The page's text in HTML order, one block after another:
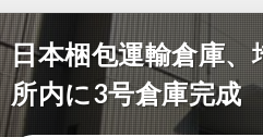
日本梱包運輸倉庫、
所内に3号倉庫完成